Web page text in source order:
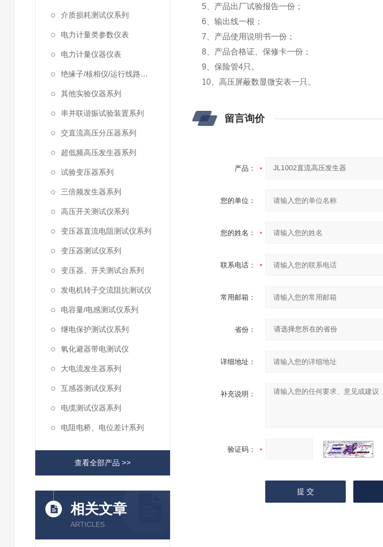
介质损耗测试仪系列
电力计量类参数仪表
电力计量仪器仪表
绝缘子/核相仪/运行线路试验仪器
其他实验仪器系列
串并联谐振试验装置系列
交直流高压分压器系列
超低频高压发生器系列
试验变压器系列
三倍频发生器系列
高压开关测试仪系列
变压器直流电阻测试仪系列
变压器测试仪系列
变压器、开关测试台系列
发电机转子交流阻抗测试仪
电容量/电感测试仪系列
继电保护测试仪系列
氧化避器带电测试仪
大电流发生器系列
互感器测试仪系列
电缆测试仪器系列
电阻电桥、电位差计系列
查看全部产品 >>
相关文章
ARTICLES
5、产品出厂试验报告一份；
6、输出线一根；
7、产品使用说明书一份；
8、产品合格证、保修卡一份；
9、保险管4只。
10、高压屏蔽数显微安表一只。
留言询价
产品：
您的单位：
您的姓名：
联系电话：
常用邮箱：
省份：
详细地址：
补充说明：
验证码：